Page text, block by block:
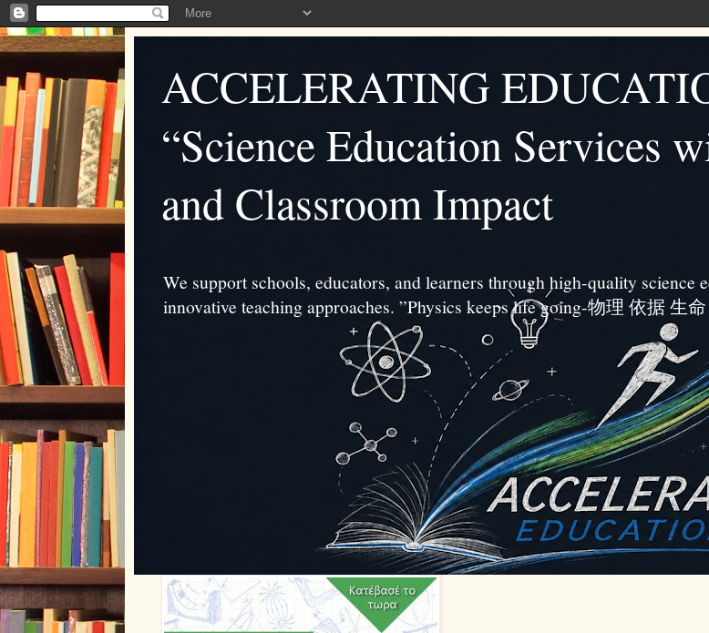
ACCELERATING
“Science Education Services
and Classroom Impact
We support schools, educators, and learners through high-quality science
innovative teaching approaches. ”Physics keeps life going-物理 依据 生命